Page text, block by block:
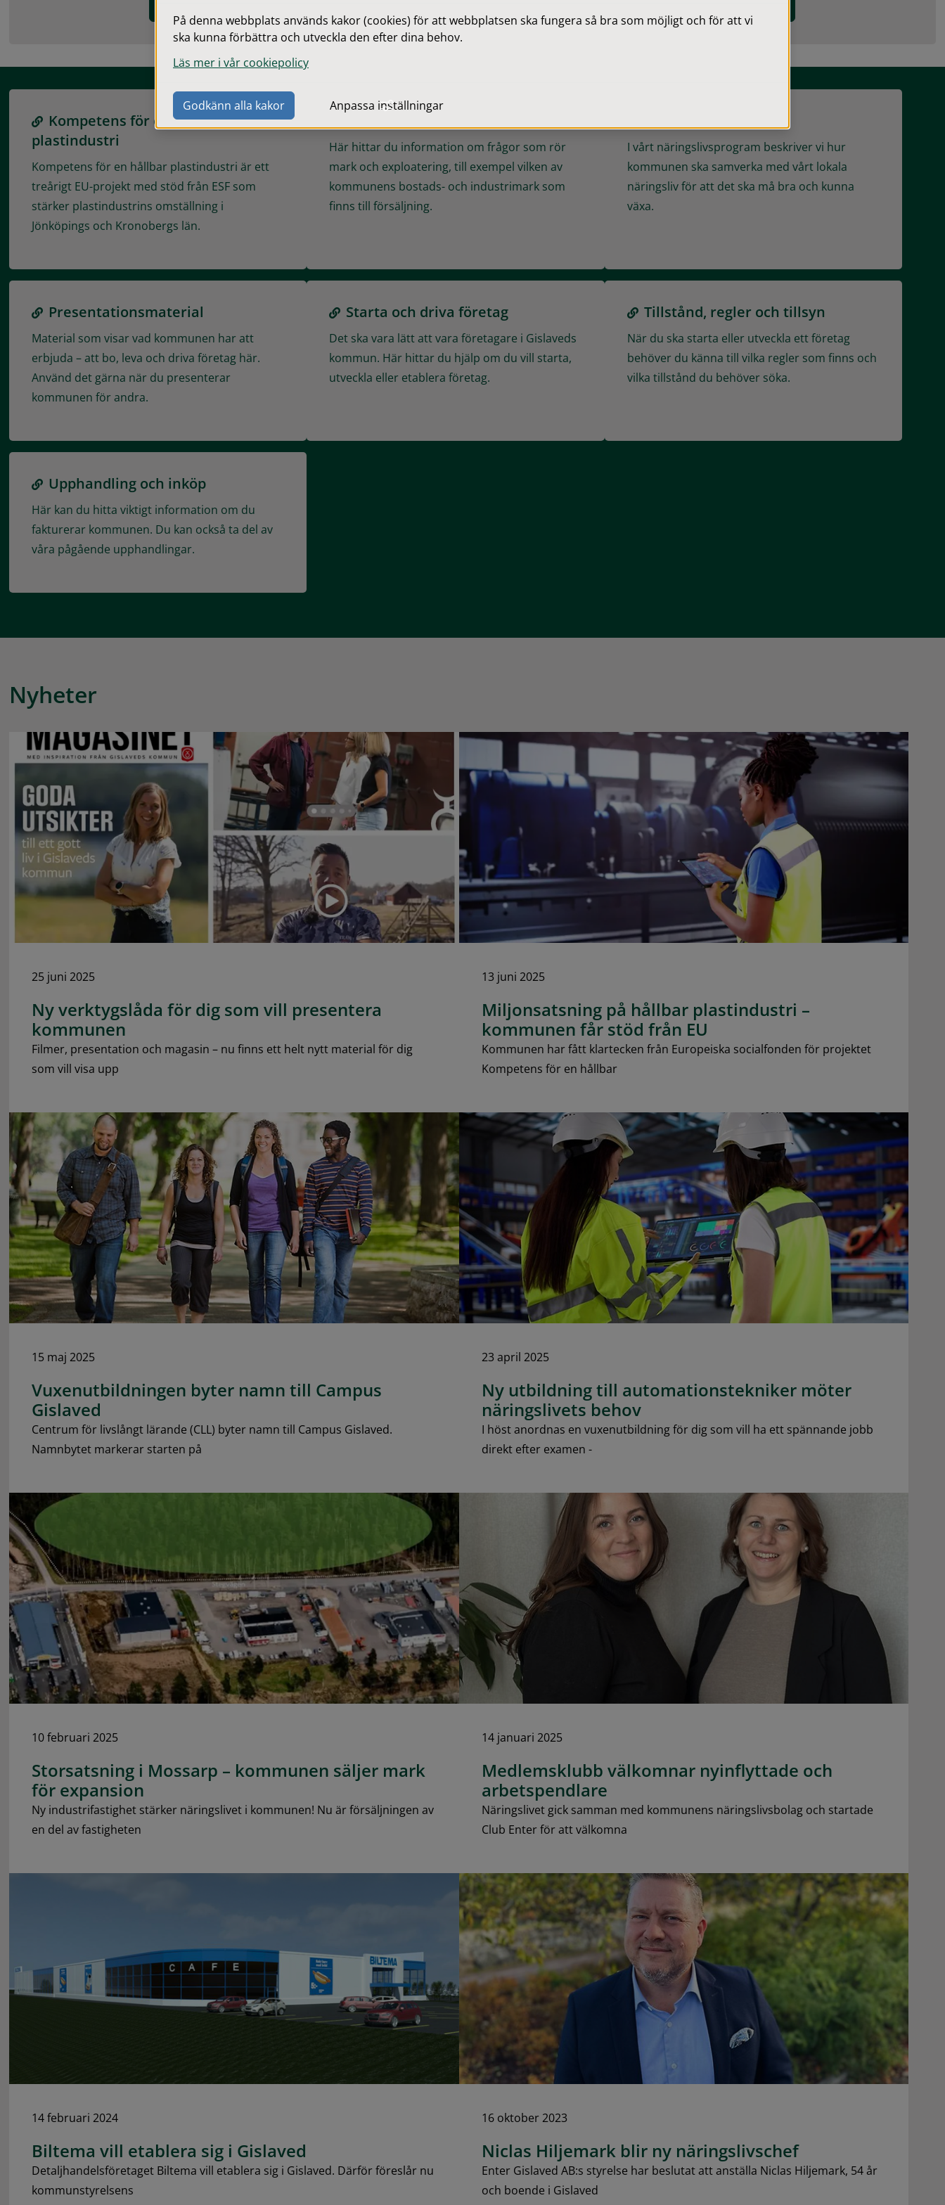
Kompetens för en hållbar
plastindustri
Kompetens för en hållbar plastindustri är ett
treårigt EU-projekt med stöd från ESF som
stärker plastindustrins omställning i
Jönköpings och Kronobergs län.
Här hittar du information om frågor som rör
mark och exploatering, till exempel vilken av
kommunens bostads- och industrimark som
finns till försäljning.
I vårt näringslivsprogram beskriver vi hur
kommunen ska samverka med vårt lokala
näringsliv för att det ska må bra och kunna
växa.
Presentationsmaterial
Material som visar vad kommunen har att
erbjuda – att bo, leva och driva företag här.
Använd det gärna när du presenterar
kommunen för andra.
Starta och driva företag
Det ska vara lätt att vara företagare i Gislaveds
kommun. Här hittar du hjälp om du vill starta,
utveckla eller etablera företag.
Tillstånd, regler och tillsyn
När du ska starta eller utveckla ett företag
behöver du känna till vilka regler som finns och
vilka tillstånd du behöver söka.
Upphandling och inköp
Här kan du hitta viktigt information om du
fakturerar kommunen. Du kan också ta del av
våra pågående upphandlingar.
Nyheter
25 juni 2025
Ny verktygslåda för dig som vill presentera
kommunen
Filmer, presentation och magasin – nu finns ett helt nytt material för dig
som vill visa upp
13 juni 2025
Miljonsatsning på hållbar plastindustri –
kommunen får stöd från EU
Kommunen har fått klartecken från Europeiska socialfonden för projektet
Kompetens för en hållbar
15 maj 2025
Vuxenutbildningen byter namn till Campus
Gislaved
Centrum för livslångt lärande (CLL) byter namn till Campus Gislaved.
Namnbytet markerar starten på
23 april 2025
Ny utbildning till automationstekniker möter
näringslivets behov
I höst anordnas en vuxenutbildning för dig som vill ha ett spännande jobb
direkt efter examen -
10 februari 2025
Storsatsning i Mossarp – kommunen säljer mark
för expansion
Ny industrifastighet stärker näringslivet i kommunen! Nu är försäljningen av
en del av fastigheten
14 januari 2025
Medlemsklubb välkomnar nyinflyttade och
arbetspendlare
Näringslivet gick samman med kommunens näringslivsbolag och startade
Club Enter för att välkomna
14 februari 2024
Biltema vill etablera sig i Gislaved
Detaljhandelsföretaget Biltema vill etablera sig i Gislaved. Därför föreslår nu
kommunstyrelsens
16 oktober 2023
Niclas Hiljemark blir ny näringslivschef
Enter Gislaved AB:s styrelse har beslutat att anställa Niclas Hiljemark, 54 år
och boende i Gislaved
På denna webbplats används kakor (cookies) för att webbplatsen ska fungera så bra som möjligt och för att vi
ska kunna förbättra och utveckla den efter dina behov.
Läs mer i vår cookiepolicy
Godkänn alla kakor Anpassa inställningar